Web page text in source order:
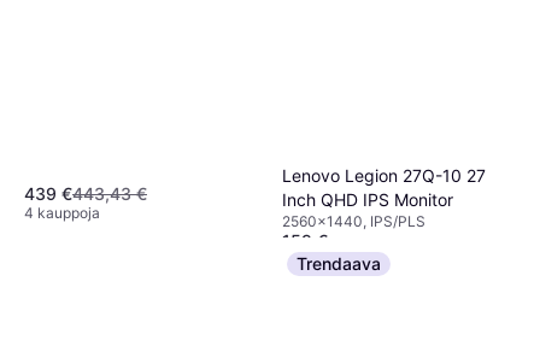
439 €443,43 €
4 kauppoja
Lenovo Legion 27Q-10 27
Inch QHD IPS Monitor
2560x1440, IPS/PLS
159 €
Tai 27,77 €/kk. ¹
4 kauppoja
Trendaava